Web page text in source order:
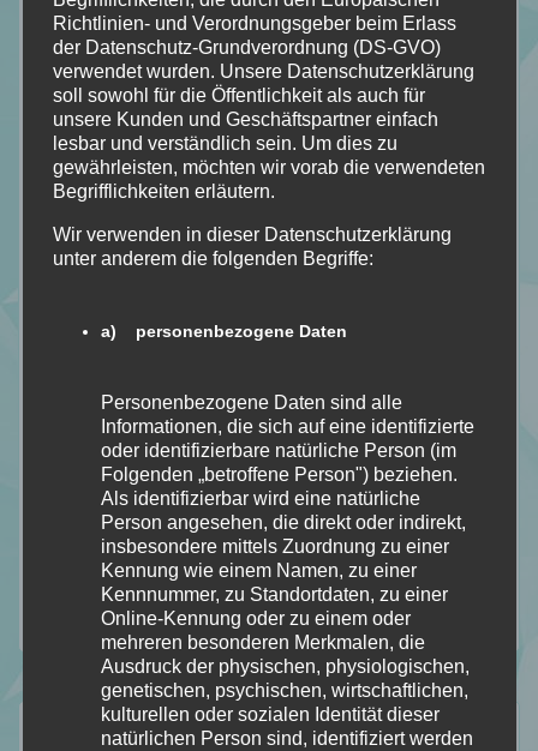
Folgt mir auf…
Richtlinien- und Verordnungsgeber beim Erlass
der Datenschutz-Grundverordnung (DS-GVO)
verwendet wurden. Unsere Datenschutzerklärung
soll sowohl für die Öffentlichkeit als auch für
unsere Kunden und Geschäftspartner einfach
lesbar und verständlich sein. Um dies zu
gewährleisten, möchten wir vorab die verwendeten
Begrifflichkeiten erläutern.
Wir verwenden in dieser Datenschutzerklärung
unter anderem die folgenden Begriffe:
a) personenbezogene Daten
Personenbezogene Daten sind alle
Informationen, die sich auf eine identifizierte
oder identifizierbare natürliche Person (im
Folgenden „betroffene Person") beziehen.
Als identifizierbar wird eine natürliche
Person angesehen, die direkt oder indirekt,
insbesondere mittels Zuordnung zu einer
Kennung wie einem Namen, zu einer
Kennnummer, zu Standortdaten, zu einer
Online-Kennung oder zu einem oder
mehreren besonderen Merkmalen, die
Ausdruck der physischen, physiologischen,
genetischen, psychischen, wirtschaftlichen,
kulturellen oder sozialen Identität dieser
natürlichen Person sind, identifiziert werden